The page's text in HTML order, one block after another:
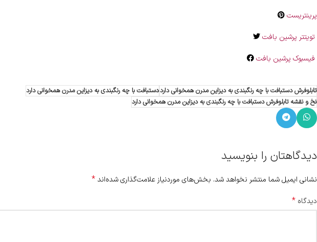
پرینتریست
تویتتر پرشین بافت
فیسبوک پرشین بافت
تابلوفرش دستبافت با چه رنگبندی به دیزاین مدرن همخوانی دارددستبافت با چه رنگبندی به دیزاین مدرن همخوانی دارد
نخ و نقشه تابلوفرش دستبافت با چه رنگبندی به دیزاین مدرن همخوانی دارد
دیدگاهتان را بنویسید
نشانی ایمیل شما منتشر نخواهد شد. بخش‌های موردنیاز علامت‌گذاری شده‌اند*
دیدگاه *